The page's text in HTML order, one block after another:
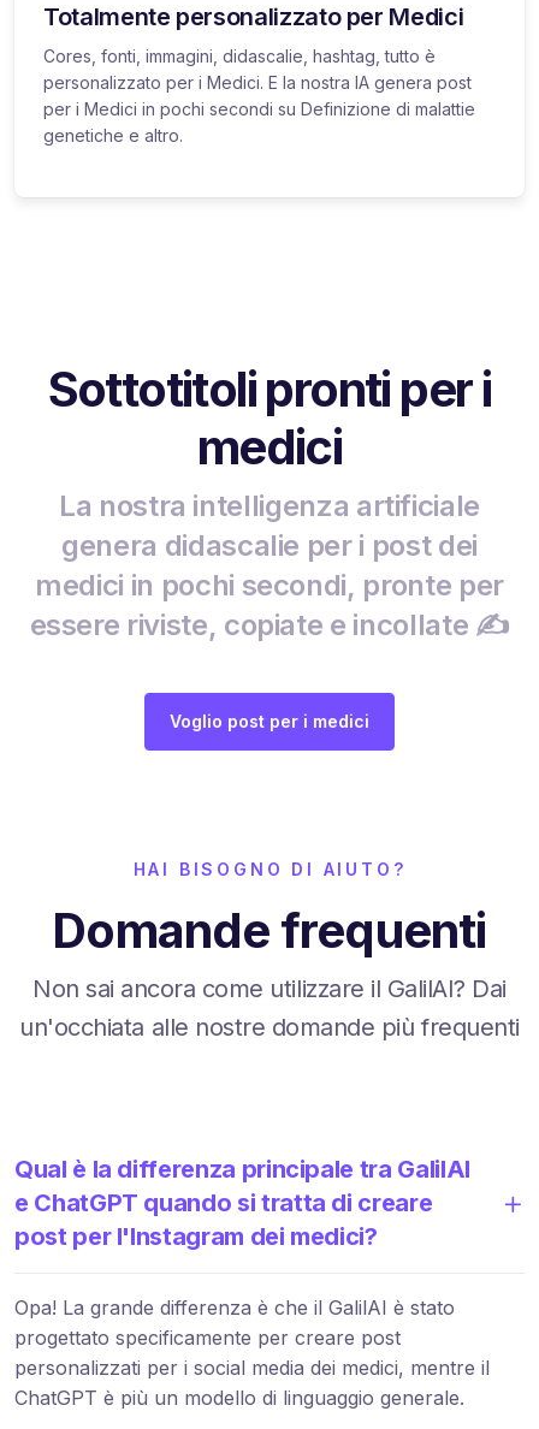
Totalmente personalizzato per Medici
Cores, fonti, immagini, didascalie, hashtag, tutto è
personalizzato per i Medici. E la nostra IA genera post
per i Medici in pochi secondi su Definizione di malattie
genetiche e altro.
Sottotitoli pronti per i
medici
La nostra intelligenza artificiale
genera didascalie per i post dei
medici in pochi secondi, pronte per
essere riviste, copiate e incollate ✍️
Voglio post per i medici
HAI BISOGNO DI AIUTO?
Domande frequenti
Non sai ancora come utilizzare il GalilAI? Dai
un'occhiata alle nostre domande più frequenti
Qual è la differenza principale tra GalilAI
e ChatGPT quando si tratta di creare
post per l'Instagram dei medici?
Opa! La grande differenza è che il GalilAI è stato
progettato specificamente per creare post
personalizzati per i social media dei medici, mentre il
ChatGPT è più un modello di linguaggio generale.